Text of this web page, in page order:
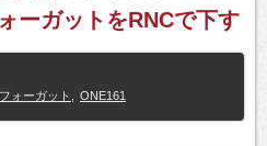
ーガットをRNCで下す
ォーガット ONE161